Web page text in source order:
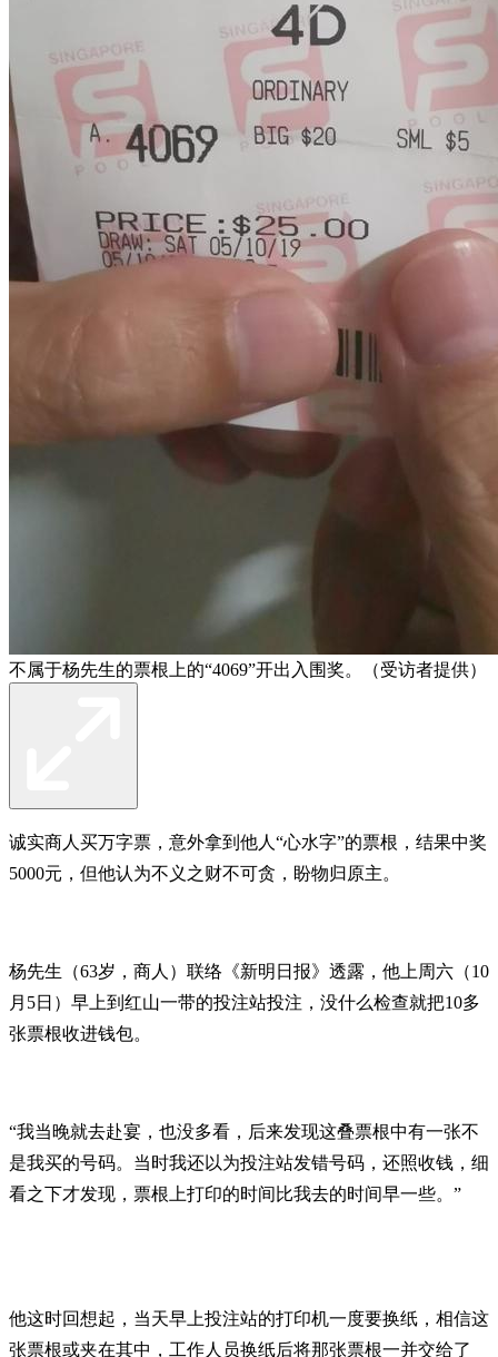
不属于杨先生的票根上的“4069”开出入围奖。（受访者提供）
诚实商人买万字票，意外拿到他人“心水字”的票根，结果中奖
5000元，但他认为不义之财不可贪，盼物归原主。
杨先生（63岁，商人）联络《新明日报》透露，他上周六（10
月5日）早上到红山一带的投注站投注，没什么检查就把10多
张票根收进钱包。
“我当晚就去赴宴，也没多看，后来发现这叠票根中有一张不
是我买的号码。当时我还以为投注站发错号码，还照收钱，细
看之下才发现，票根上打印的时间比我去的时间早一些。”
他这时回想起，当天早上投注站的打印机一度要换纸，相信这
张票根或夹在其中，工作人员换纸后将那张票根一并交给了